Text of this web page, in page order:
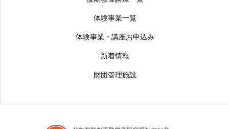
体験事業一覧
体験事業・講座お申込み
新着情報
財団管理施設